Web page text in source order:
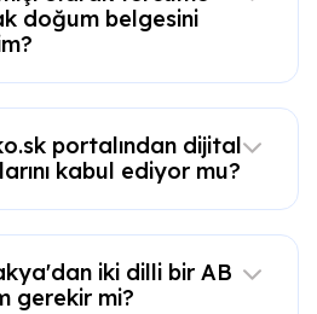
doğum belgesini
portalından dijital
kabul ediyor mu?
iki dilli bir AB
gerekir mi?